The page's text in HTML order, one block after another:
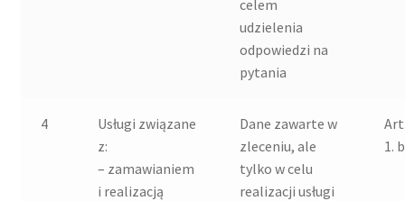
celem
udzielenia
odpowiedzi na
pytania
4
Usługi związane
z:
– zamawianiem
i realizacją
Dane zawarte w
zleceniu, ale
tylko w celu
realizacji usługi
1.